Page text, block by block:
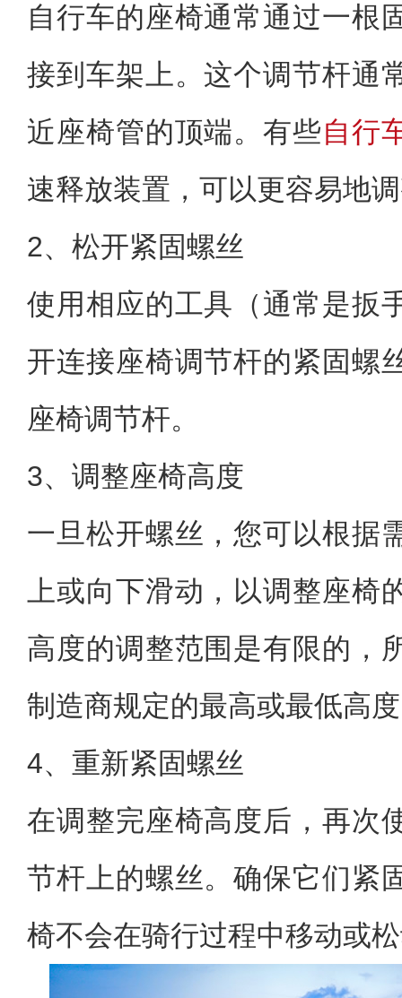
自行车的座椅通常通过一根
接到车架上。这个调节杆通
近座椅管的顶端。有些自行
速释放装置，可以更容易地
2、松开紧固螺丝
使用相应的工具（通常是扳
开连接座椅调节杆的紧固螺
座椅调节杆。
3、调整座椅高度
一旦松开螺丝，您可以根据
上或向下滑动，以调整座椅
高度的调整范围是有限的，
制造商规定的最高或最低高
4、重新紧固螺丝
在调整完座椅高度后，再次
节杆上的螺丝。确保它们紧
椅不会在骑行过程中移动或